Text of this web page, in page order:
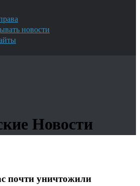
новости
Новости
почти уничтожили